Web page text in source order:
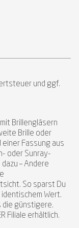
und ggf.
Brillengläsern
Brille oder
einer Fassung aus
oder Sunray-
– Andere
So sparst Du
Wert.
die günstigere.
Filiale erhältlich.